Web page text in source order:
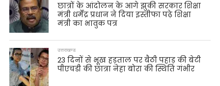
छात्रों के आंदोलन के आगे झुकी सरकार शिक्षा
मंत्री धर्मेंद्र प्रधान ने दिया इस्तीफा पढ़े शिक्षा
मंत्री का भावुक पत्र
उत्तराखण्ड
23 दिनों से भूख हड़ताल पर बैठी पहाड़ की बेटी
पीएचडी की छात्रा नेहा बोरा की स्थिति गंभीर